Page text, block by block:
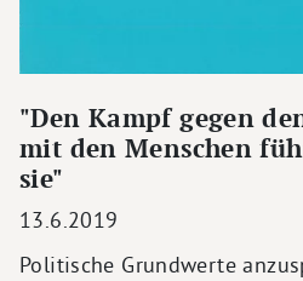
"Den Kampf gegen
mit den Menschen
sie"
13.6.2019
Politische Grundwerte